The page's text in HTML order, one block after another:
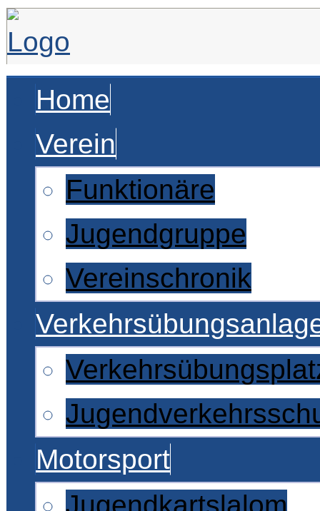
Home
Verein
Funktionäre
Jugendgruppe
Vereinschronik
Motorsport